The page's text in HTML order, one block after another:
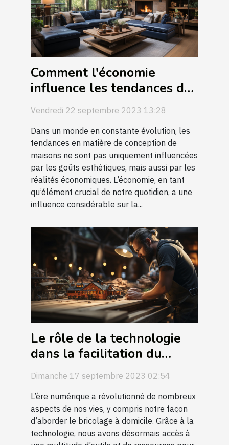
Comment l'économie
influence les tendances de
la conception de maison
Vendredi 22 septembre 2023 13:28
Dans un monde en constante évolution, les
tendances en matière de conception de
maisons ne sont pas uniquement influencées
par les goûts esthétiques, mais aussi par les
réalités économiques. L’économie, en tant
qu’élément crucial de notre quotidien, a une
influence considérable sur la...
Le rôle de la technologie
dans la facilitation du
bricolage à domicile
Dimanche 17 septembre 2023 02:54
L’ère numérique a révolutionné de nombreux
aspects de nos vies, y compris notre façon
d’aborder le bricolage à domicile. Grâce à la
technologie, nous avons désormais accès à